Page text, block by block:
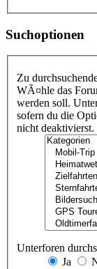
Suchoptionen
Zu
WÃ¤hle das
werden soll.
sofern du die
nicht deaktivierst.
Unterforen
Ja